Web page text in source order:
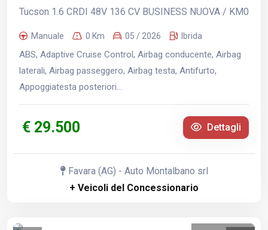
Tucson 1.6 CRDI 48V 136 CV BUSINESS NUOVA / KM0
Manuale 0 Km 05 / 2026 Ibrida
ABS, Adaptive Cruise Control, Airbag conducente, Airbag
laterali, Airbag passeggero, Airbag testa, Antifurto,
Appoggiatesta posteriori...
€ 29.500 Dettagli
Favara (AG) - Auto Montalbano srl
+ Veicoli del Concessionario